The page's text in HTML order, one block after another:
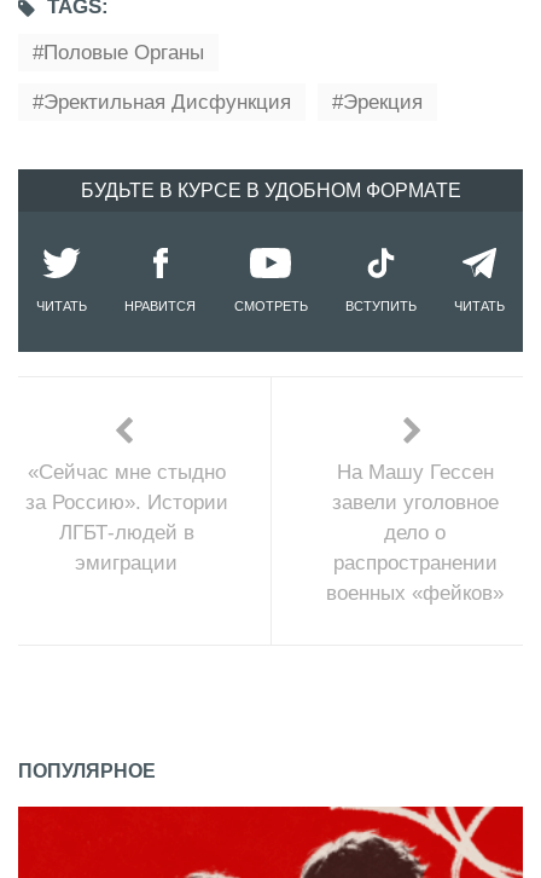
TAGS:
Половые Органы
Эректильная Дисфункция Эрекция
БУДЬТЕ В КУРСЕ В УДОБНОМ ФОРМАТЕ
ЧИТАТЬ НРАВИТСЯ СМОТРЕТЬ ВСТУПИТЬ ЧИТАТЬ
«Сейчас мне стыдно
за Россию». Истории
ЛГБТ-людей в
эмиграции
На Машу Гессен
завели уголовное
дело о
распространении
военных «фейков»
ПОПУЛЯРНОЕ